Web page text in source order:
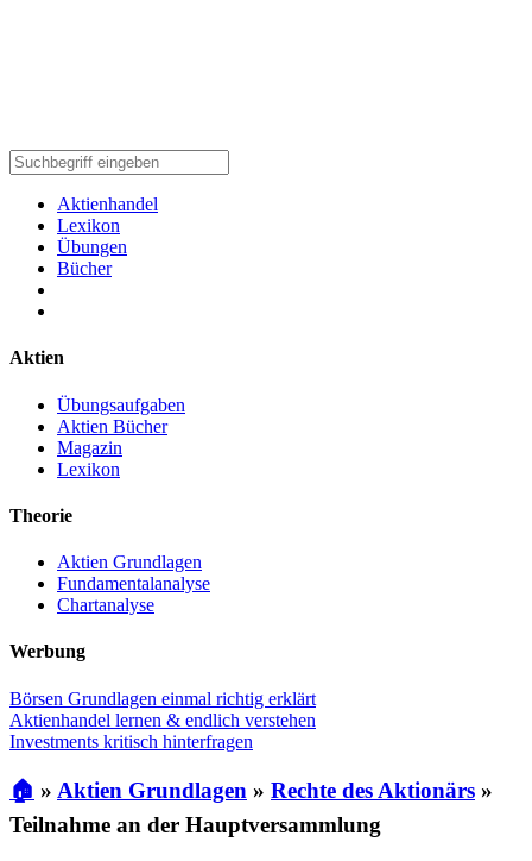
Aktienhandel
Lexikon
Übungen
Bücher
Aktien
Übungsaufgaben
Aktien Bücher
Magazin
Lexikon
Theorie
Aktien Grundlagen
Fundamentalanalyse
Chartanalyse
Werbung
Börsen Grundlagen einmal richtig erklärt
Aktienhandel lernen & endlich verstehen
Investments kritisch hinterfragen
🏠 » Aktien Grundlagen » Rechte des Aktionärs »
Teilnahme an der Hauptversammlung